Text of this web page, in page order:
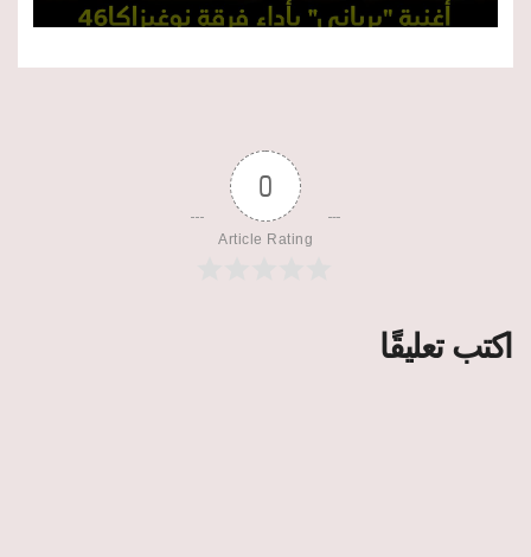
0
Article Rating
اكتب تعليقًا